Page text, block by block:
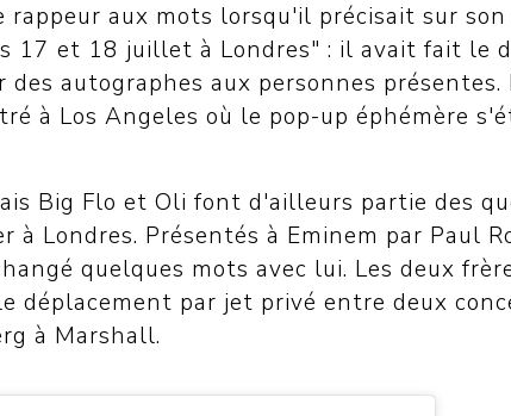
aux mots lorsqu'il précisait sur
17 et 18 juillet à Londres" : il avait fait le
autographes aux personnes
à Los Angeles où le pop-up éphémère
Big Flo et Oli font d'ailleurs partie des
à Londres. Présentés à Eminem par Paul
quelques mots avec lui. Les deux
déplacement par jet privé entre deux
à Marshall.